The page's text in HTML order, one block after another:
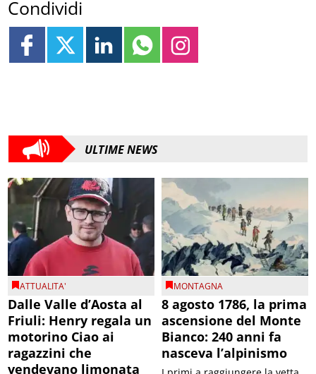
Condividi
ULTIME NEWS
ATTUALITA'
Dalle Valle d’Aosta al
Friuli: Henry regala un
motorino Ciao ai
ragazzini che
vendevano limonata
MONTAGNA
8 agosto 1786, la prima
ascensione del Monte
Bianco: 240 anni fa
nasceva l’alpinismo